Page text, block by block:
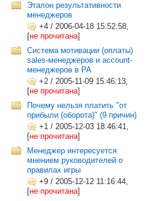
Эталон результативности
менеджеров
+4 / 2006-04-18 15:52:58,
[не прочитана]
Система мотивации (оплаты)
sales-менеджеров и account-
менеджеров в РА
+2 / 2005-11-09 15:46:13,
[не прочитана]
Почему нельзя платить "от
прибыли (оборота)" (9 причин)
+1 / 2005-12-03 18:46:41,
[не прочитана]
Менеджер интересуется
мнением руководителей о
правилах игры
+9 / 2005-12-12 11:16:44,
[не прочитана]